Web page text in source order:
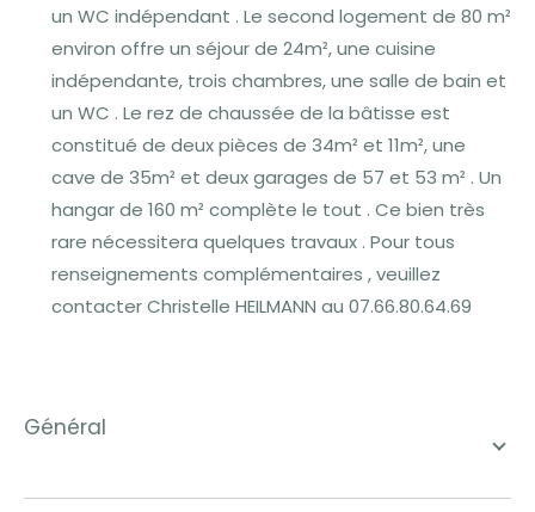
un WC indépendant . Le second logement de 80 m²
environ offre un séjour de 24m², une cuisine
indépendante, trois chambres, une salle de bain et
un WC . Le rez de chaussée de la bâtisse est
constitué de deux pièces de 34m² et 11m², une
cave de 35m² et deux garages de 57 et 53 m² . Un
hangar de 160 m² complète le tout . Ce bien très
rare nécessitera quelques travaux . Pour tous
renseignements complémentaires , veuillez
contacter Christelle HEILMANN au 07.66.80.64.69
général